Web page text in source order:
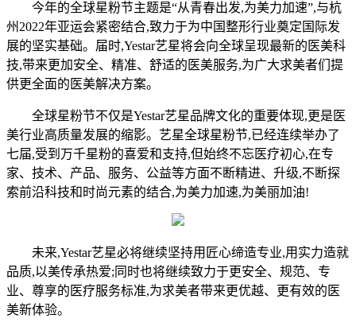
今年的全球星粉节主题是“从青春出发,为美力加速”,与杭
州2022年亚运会紧密结合,致力于为中国整形行业奠定国际发
展的坚实基础。届时,Yestar艺星将会向全球呈现最新的医美科
技,带来更加安全、精准、舒适的医美服务,为广大求美者们提
供更全面的医美解决方案。
全球星粉节不仅是Yestar艺星品牌文化的重要体现,更是医
美行业高质量发展的缩影。艺星全球星粉节,已经连续举办了
七届,受到万千星粉的喜爱和支持,但始终不忘医疗初心,在专
家、技术、产品、服务、公益等方面不断精进、升级,不断探
索前沿科技和时尚元素的结合,为美力加速,为美丽加油!
未来,Yestar艺星必将继续坚持用匠心缔造专业,用实力造就
品质,以美传承热爱;同时也将继续致力于更安全、规范、专
业、尊享的医疗服务标准,为求美者带来更优越、更有效的医
美新体验。